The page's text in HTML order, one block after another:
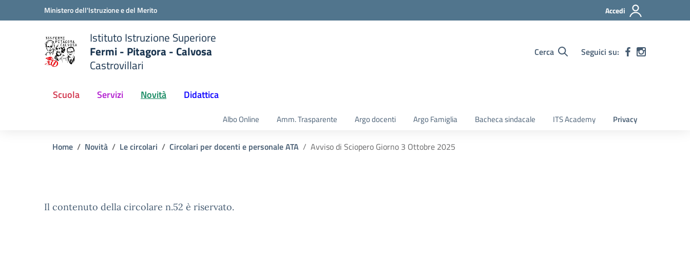
Vai ai contenuti
Vai al menu di navigazioneMinistero dell'Istruzione e del Merito Accedi
Istituto Istruzione Superiore
Fermi - Pitagora - Calvosa
Castrovillari
Cerca Seguici su:
Scuola Servizi Novità Didattica
Albo Online Amm. Trasparente Argo docenti Argo Famiglia Bacheca sindacale ITS Academy Privacy
Home Novità Le circolari Circolari per docenti e personale ATA Avviso di Sciopero Giorno 3 Ottobre 2025
Il contenuto della circolare n.52 è riservato.